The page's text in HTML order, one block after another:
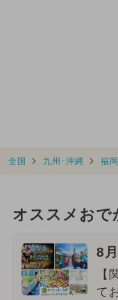
全国 九州･沖縄 福
オススメおで
8
【
て